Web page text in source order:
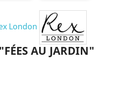
London
AU JARDIN"